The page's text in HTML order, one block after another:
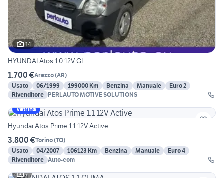
14
HYUNDAI Atos 1.0 12V GL
1.700 €Arezzo(AR)
Usato
06/1999 199000 Km Benzina Manuale
Euro 2
Rivenditore PERLAUTO MOTIVE SOLUTIONS
Vetrina
Hyundai Atos Prime 1.1 12V Active
3.800 €Torino(TO)
Usato
04/2007 106123 Km Benzina Manuale
Euro 4
Rivenditore Auto-com
7